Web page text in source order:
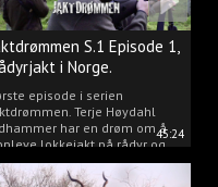
45:24
S.1 Episode 1,
i Norge.
episode i serien
Terje Høydahl
har en drøm om å
lokkejakt på rådyr og
vårt er å gjøre den
til virkelighet.